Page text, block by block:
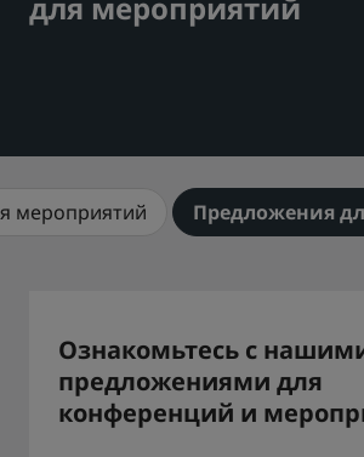
Prize by Radisson Country
Kunlun Golden
мероприятий Предложения
Ознакомьтесь с
предложениями для
конференций и